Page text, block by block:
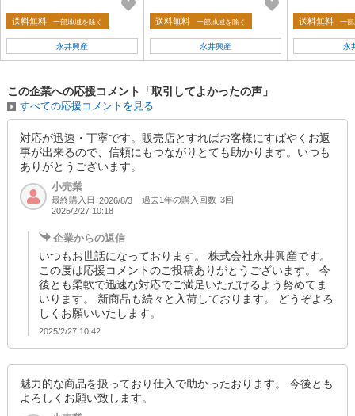
送料無料 一部地域を除く
永井興産
送料無料 一部地域を除く
永井興産
送料無料 一
永
この企業への応援コメント「取引してよかったの声」
すべての応援コメントを見る
対応が迅速・丁寧です。販売店とすればお客様にすばやくお返
事が出来るので、信頼にもつながりとても助かります。いつも
ありがとうございます。
小売業
最終購入日 2026/8/3 過去1年の購入回数 3回
2025/2/27 10:18
企業からの返信
いつもお世話になっております。 株式会社永井興産です。
この度は応援コメントのご投稿ありがとうございます。 今
後とも柔軟で迅速な対応でご満足いただけるよう努めてま
いります。 新商品も続々と入荷しております。 どうぞよろ
しくお願いいたします。
2025/2/27 10:42
魅力的な商品を扱っており仕入で助かったおります。 今後とも
よろしくお願い致します。